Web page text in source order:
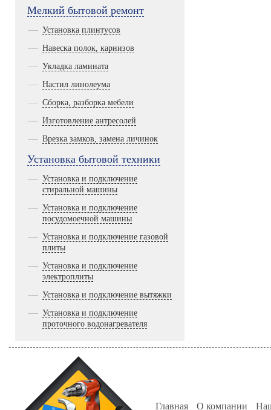
Мелкий бытовой ремонт
Установка плинтусов
Навеска полок, карнизов
Укладка ламината
Настил линолеума
Сборка, разборка мебели
Изготовление антресолей
Врезка замков, замена личинок
Установка бытовой техники
Установка и подключение
стиральной машины
Установка и подключение
посудомоечной машины
Установка и подключение газовой
плиты
Установка и подключение
электроплиты
Установка и подключение вытяжки
Установка и подключение
проточного водонагревателя
Главная О компании